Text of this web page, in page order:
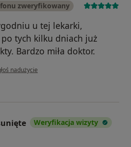
zweryfikowany
u tej lekarki,
tych kilku dniach już
Bardzo miła doktor.
użytkownika Piotr
nadużycie
Weryfikacja wizyty